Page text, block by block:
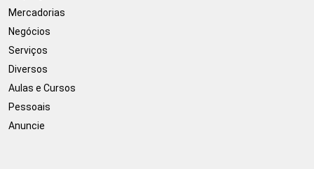
Mercadorias
Negócios
Serviços
Diversos
Aulas e Cursos
Pessoais
Anuncie